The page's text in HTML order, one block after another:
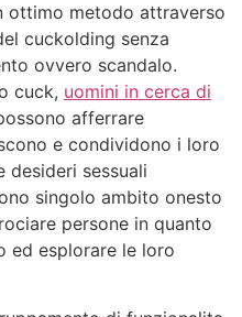
ottimo metodo attraverso
cuckolding senza
ovvero scandalo.
cuck, uomini in cerca di
afferrare
e condividono i loro
desideri sessuali
singolo ambito onesto
persone in quanto
ed esplorare le loro